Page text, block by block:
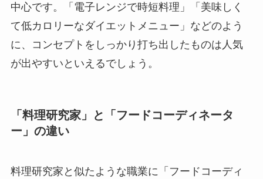
中心です。「電子レンジで時短料理」「美味しく
て低カロリーなダイエットメニュー」などのよう
に、コンセプトをしっかり打ち出したものは人気
が出やすいといえるでしょう。
「料理研究家」と「フードコーディネータ
ー」の違い
料理研究家と似たような職業に「フードコーディ